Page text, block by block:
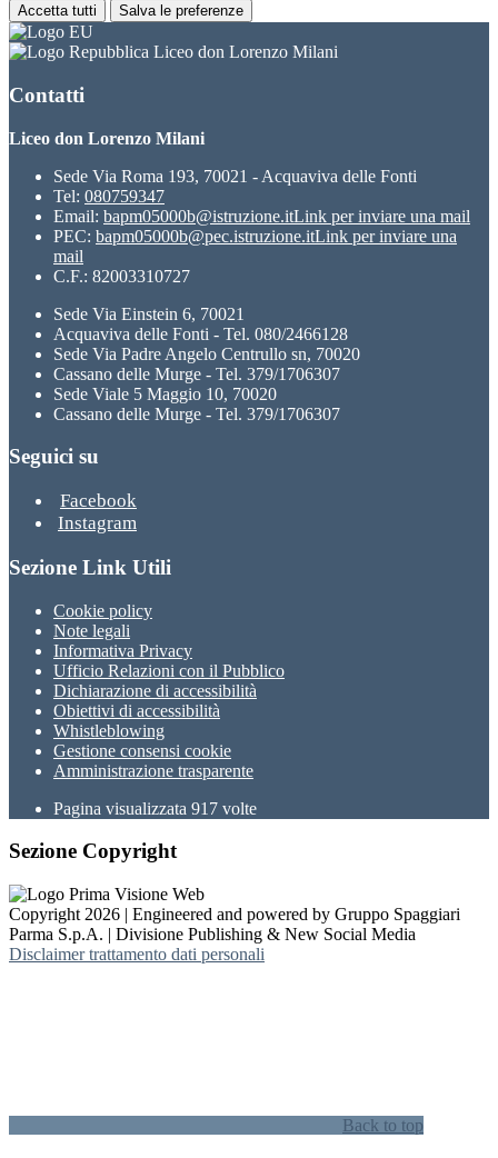
Accetta tutti Salva le preferenze
Liceo don Lorenzo Milani
Contatti
Liceo don Lorenzo Milani
Sede Via Roma 193, 70021 - Acquaviva delle Fonti
Tel: 080759347
Email: bapm05000b@istruzione.itLink per inviare una mail
PEC: bapm05000b@pec.istruzione.itLink per inviare una
mail
C.F.: 82003310727
Sede Via Einstein 6, 70021
Acquaviva delle Fonti - Tel. 080/2466128
Sede Via Padre Angelo Centrullo sn, 70020
Cassano delle Murge - Tel. 379/1706307
Sede Viale 5 Maggio 10, 70020
Cassano delle Murge - Tel. 379/1706307
Seguici su
Facebook
Instagram
Sezione Link Utili
Cookie policy
Note legali
Informativa Privacy
Ufficio Relazioni con il Pubblico
Dichiarazione di accessibilità
Obiettivi di accessibilità
Whistleblowing
Gestione consensi cookie
Amministrazione trasparente
Pagina visualizzata 917 volte
Sezione Copyright
Copyright 2026 | Engineered and powered by Gruppo Spaggiari
Parma S.p.A. | Divisione Publishing & New Social Media
Disclaimer trattamento dati personali
Back to top